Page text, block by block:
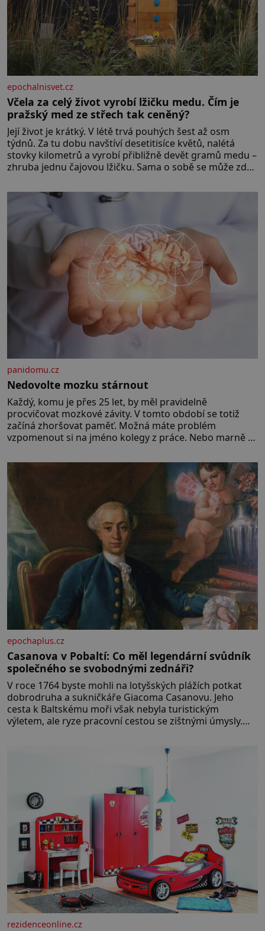
epochalnisvet.cz
Včela za celý život vyrobí lžičku medu. Čím je
pražský med ze střech tak ceněný?
Její život je krátký. V létě trvá pouhých šest až osm
týdnů. Za tu dobu navštíví desetitisíce květů, nalétá
stovky kilometrů a vyrobí přibližně devět gramů medu –
zhruba jednu čajovou lžičku. Sama o sobě se může zdát
tisíc příslušnic svého včelstva, vznikne jeden z
nejdokonalejších organismů
panidomu.cz
Nedovolte mozku stárnout
Každý, komu je přes 25 let, by měl pravidelně
procvičovat mozkové závity. V tomto období se totiž
začíná zhoršovat paměť. Možná máte problém
vzpomenout si na jméno kolegy z práce. Nebo marně v
Je to opravdu tak, s věkem jako kdyby se paměť
rozhodla stávkovat. Cvičte
epochaplus.cz
Casanova v Pobaltí: Co měl legendární svůdník
společného se svobodnými zednáři?
V roce 1764 byste mohli na lotyšských plážích potkat
dobrodruha a sukničkáře Giacoma Casanovu. Jeho
cesta k Baltskému moři však nebyla turistickým
výletem, ale ryze pracovní cestou se zištnými úmysly.
tamní zednářské lóže. Nebyl v této oblasti žádným
nováčkem, protože do zednářské
rezidenceonline.cz